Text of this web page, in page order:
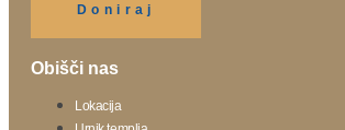
Doniraj
Obišči nas
Lokacija